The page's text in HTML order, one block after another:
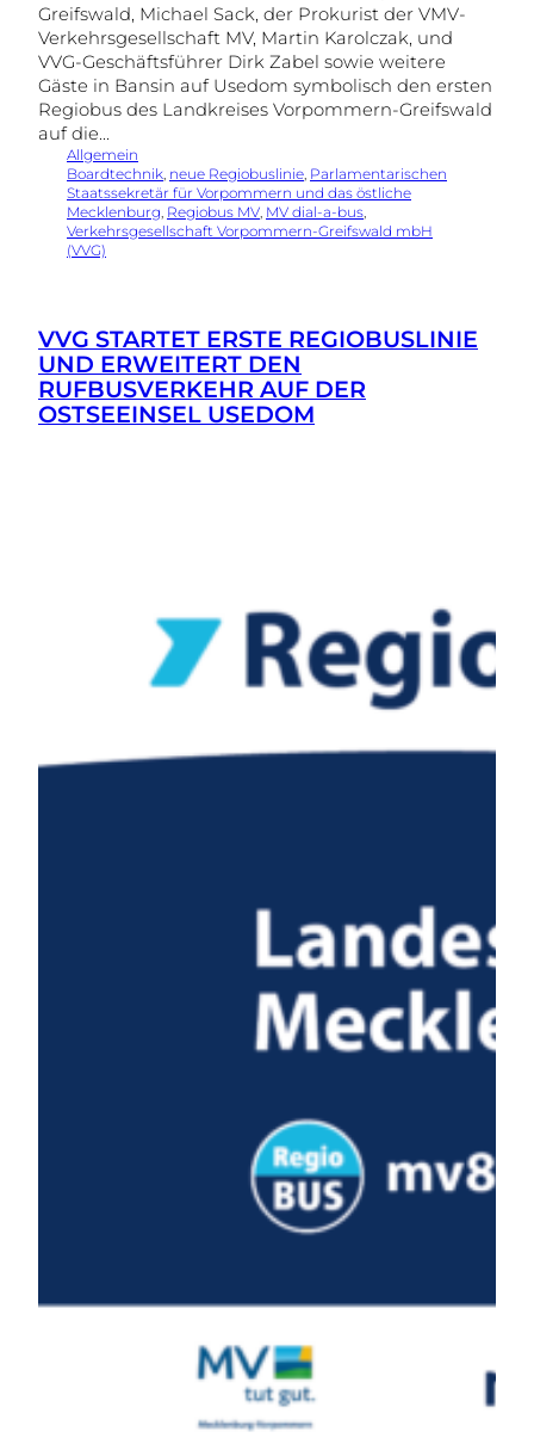
Greifswald, Michael Sack, der Prokurist der VMV-
Verkehrsgesellschaft MV, Martin Karolczak, und
VVG-Geschäftsführer Dirk Zabel sowie weitere
Gäste in Bansin auf Usedom symbolisch den ersten
Regiobus des Landkreises Vorpommern-Greifswald
auf die…
Allgemein
Boardtechnik, neue Regiobuslinie, Parlamentarischen
Staatssekretär für Vorpommern und das östliche
Mecklenburg, Regiobus MV, MV dial-a-bus
Verkehrsgesellschaft Vorpommern-Greifswald mbH
(VVG)
VVG STARTET ERSTE REGIOBUSLINIE
UND ERWEITERT DEN
RUFBUSVERKEHR AUF DER
OSTSEEINSEL USEDOM